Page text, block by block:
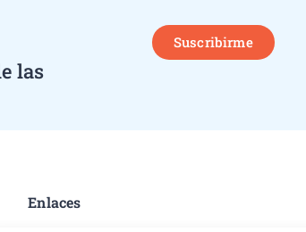
las
Suscribirme
Enlaces